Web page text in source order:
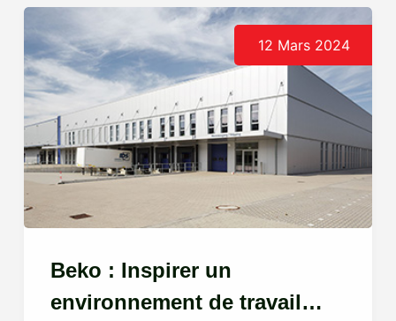
12 Mars 2024
Beko : Inspirer un
environnement de travail